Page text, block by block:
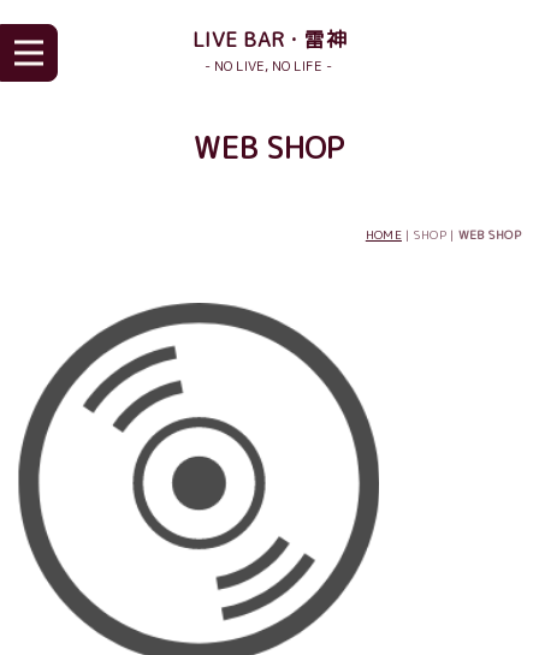
LIVE BAR・雷神
- NO LIVE, NO LIFE -
WEB SHOP
HOME| SHOP | WEB SHOP